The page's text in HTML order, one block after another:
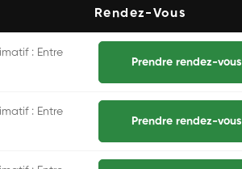
Rendez-Vous
: Entre
Prendre rendez-vous
: Entre
Prendre rendez-vous